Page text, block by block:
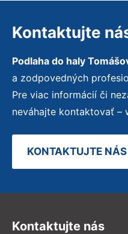
Kontaktujte
Podlaha do haly
a zodpovedných
Pre viac informácií či
neváhajte kontaktovať –
KONTAKTUJTE NÁS
Kontaktujte nás